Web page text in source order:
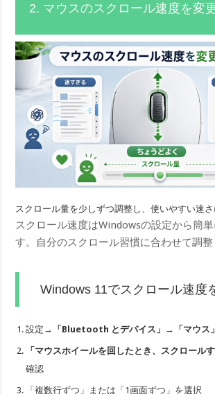
2. マウスのスクロール速度を変
スクロール量を少しずつ調整し、使いやすい速さ
スクロール速度はWindowsの設定から簡
す。自分のスクロール習慣に合わせて調整
Windows 11でスクロール速度
設定→ 「Bluetooth とデバイス」→「マウス」
「マウスホイールを回したとき、スクロール
確認
「複数行ずつ」または「1画面ずつ」を選択